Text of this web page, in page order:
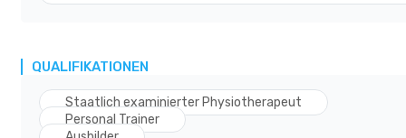
QUALIFIKATIONEN
Staatlich examinierter Physiotherapeut
Personal Trainer